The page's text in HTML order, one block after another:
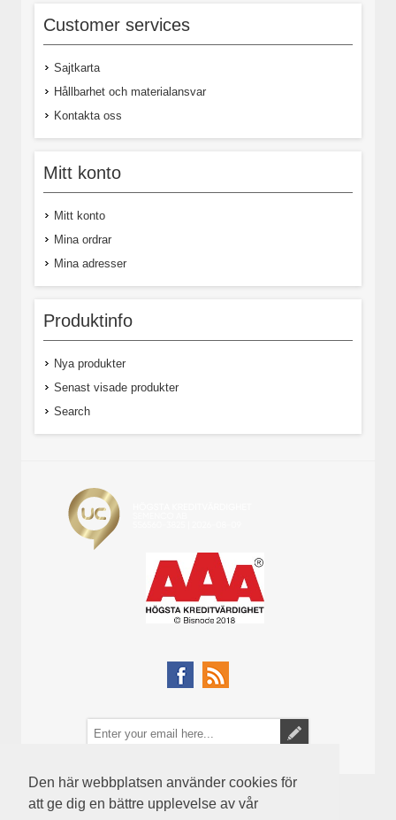
Den här webbplatsen använder cookies för
att ge dig en bättre upplevelse av vår
Customer services
Sajtkarta
Hållbarhet och materialansvar
Kontakta oss
Mitt konto
Mitt konto
Mina ordrar
Mina adresser
Produktinfo
Nya produkter
Senast visade produkter
Search